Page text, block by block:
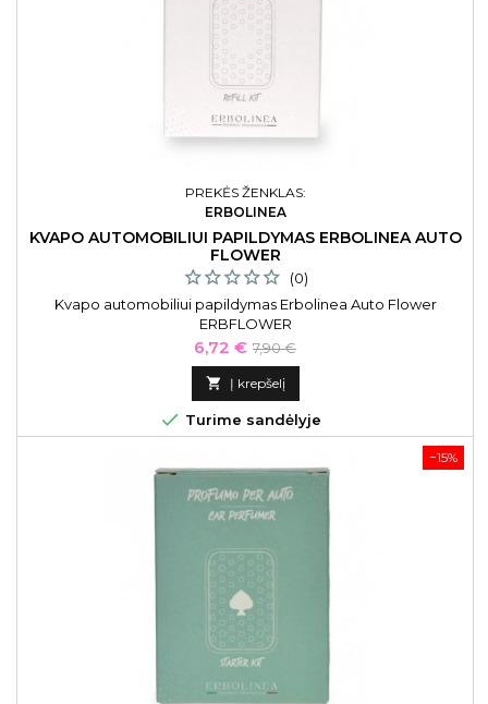
PREKĖS ŽENKLAS:
ERBOLINEA
KVAPO AUTOMOBILIUI PAPILDYMAS ERBOLINEA AUTO
FLOWER
(0)
Kvapo automobiliui papildymas Erbolinea Auto Flower
ERBFLOWER
Kaina
6,72 € Bazinė
kaina
7,90 €
 Į krepšelį
 Turime sandėlyje
−15%